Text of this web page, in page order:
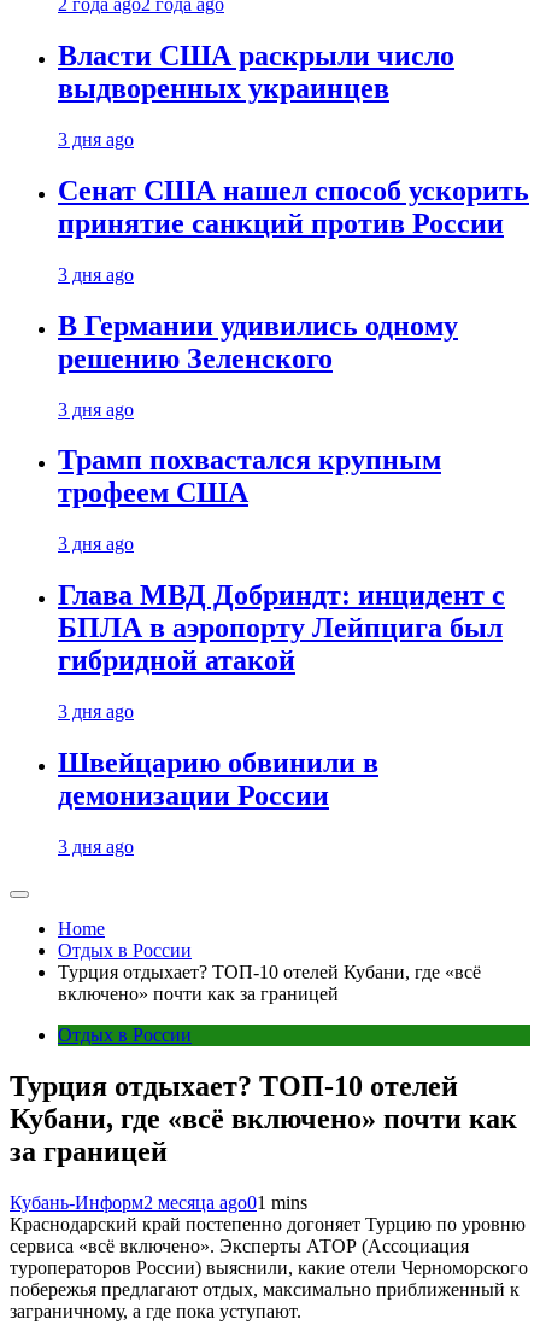
2 года ago2 года ago
Власти США раскрыли число
выдворенных украинцев
3 дня ago
Сенат США нашел способ ускорить
принятие санкций против России
3 дня ago
В Германии удивились одному
решению Зеленского
3 дня ago
Трамп похвастался крупным
трофеем США
3 дня ago
Глава МВД Добриндт: инцидент с
БПЛА в аэропорту Лейпцига был
гибридной атакой
3 дня ago
Швейцарию обвинили в
демонизации России
3 дня ago
Home
Отдых в России
Турция отдыхает? ТОП-10 отелей Кубани, где «всё
включено» почти как за границей
Отдых в России
Турция отдыхает? ТОП-10 отелей
Кубани, где «всё включено» почти как
за границей
Кубань-Информ2 месяца ago01 mins
Краснодарский край постепенно догоняет Турцию по уровню
сервиса «всё включено». Эксперты АТОР (Ассоциация
туроператоров России) выяснили, какие отели Черноморского
побережья предлагают отдых, максимально приближенный к
заграничному, а где пока уступают.